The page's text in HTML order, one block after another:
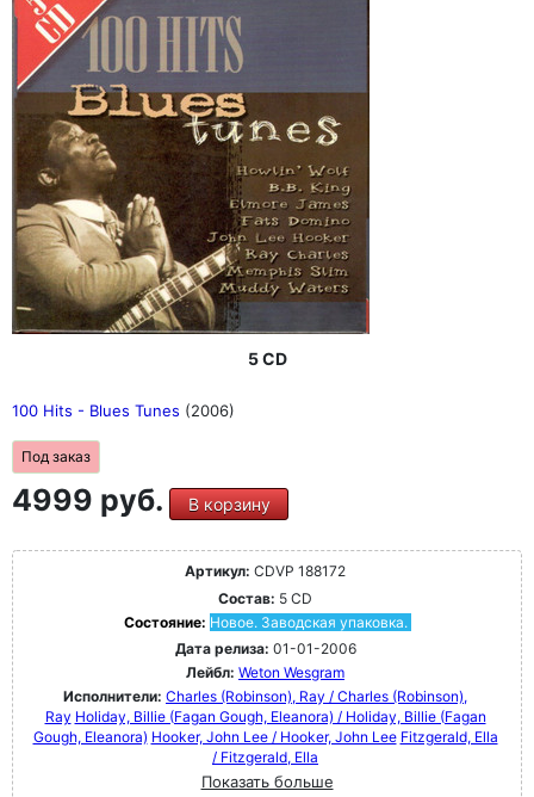
5 CD
100 Hits - Blues Tunes (2006)
Под заказ
4999 руб. В корзину
Артикул: CDVP 188172
Состав: 5 CD
Состояние: Новое. Заводская упаковка.
Дата релиза: 01-01-2006
Лейбл: Weton Wesgram
Исполнители: Charles (Robinson), Ray / Charles (Robinson),
Ray Holiday, Billie (Fagan Gough, Eleanora) / Holiday, Billie (Fagan
Gough, Eleanora) Hooker, John Lee / Hooker, John Lee Fitzgerald, Ella
/ Fitzgerald, Ella
Показать больше